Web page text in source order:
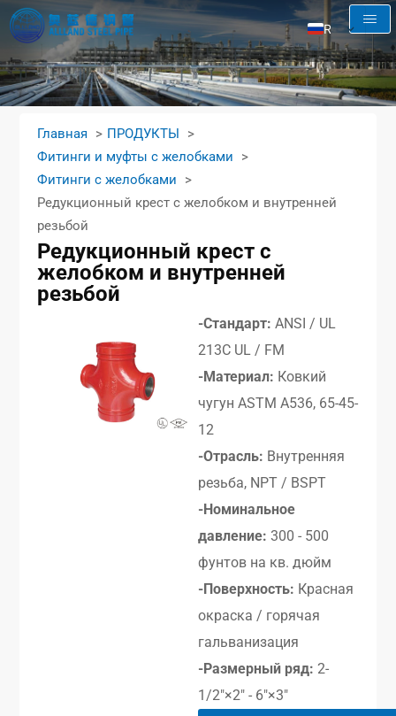
RU
EN
AR
Главная
ПРОДУКТЫ
Фитинги и муфты с желобками
Фитинги с желобками
Редукционный крест с желобком и внутренней
резьбой
Редукционный крест с
желобком и внутренней
резьбой
-Стандарт: ANSI / UL
213C UL / FM
-Материал: Ковкий
чугун ASTM A536, 65-45-
12
-Отрасль: Внутренняя
резьба, NPT / BSPT
-Номинальное
давление: 300 - 500
фунтов на кв. дюйм
-Поверхность: Красная
окраска / горячая
гальванизация
-Размерный ряд: 2-
1/2″×2″ - 6″×3″